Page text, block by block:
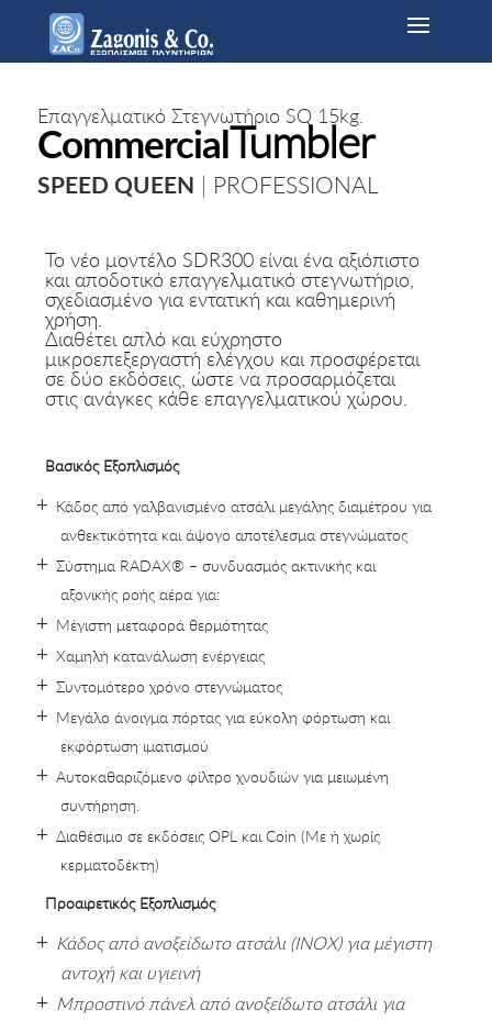
Επαγγελματικό Στεγνωτήριο SQ 15kg.
CommercialTumbler
SPEED QUEEN | PROFESSIONAL
Το νέο μοντέλο SDR300 είναι ένα αξιόπιστο
και αποδοτικό επαγγελματικό στεγνωτήριο,
σχεδιασμένο για εντατική και καθημερινή
χρήση.
Διαθέτει απλό και εύχρηστο
μικροεπεξεργαστή ελέγχου και προσφέρεται
σε δύο εκδόσεις, ώστε να προσαρμόζεται
στις ανάγκες κάθε επαγγελματικού χώρου.
Βασικός Εξοπλισμός
Κάδος από γαλβανισμένο ατσάλι μεγάλης διαμέτρου για
ανθεκτικότητα και άψογο αποτέλεσμα στεγνώματος
Σύστημα RADAX® – συνδυασμός ακτινικής και
αξονικής ροής αέρα για:
Μέγιστη μεταφορά θερμότητας
Χαμηλή κατανάλωση ενέργειας
Συντομότερο χρόνο στεγνώματος
Μεγάλο άνοιγμα πόρτας για εύκολη φόρτωση και
εκφόρτωση ιματισμού
Αυτοκαθαριζόμενο φίλτρο χνουδιών για μειωμένη
συντήρηση.
Διαθέσιμο σε εκδόσεις OPL και Coin (Με ή χωρίς
κερματοδέκτη)
Προαιρετικός Εξοπλισμός
Κάδος από ανοξείδωτο ατσάλι (INOX) για μέγιστη
αντοχή και υγιεινή
Μπροστινό πάνελ από ανοξείδωτο ατσάλι για